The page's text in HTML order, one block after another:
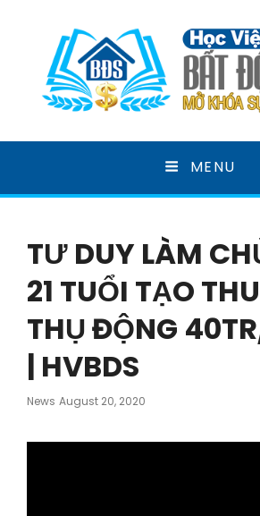
HỌC VIỆN
SẢN
MENU
TƯ DUY LÀM
21 TUỔI TẠO
THỤ ĐỘNG
| HVBDS
News Posted
August 20, 2020